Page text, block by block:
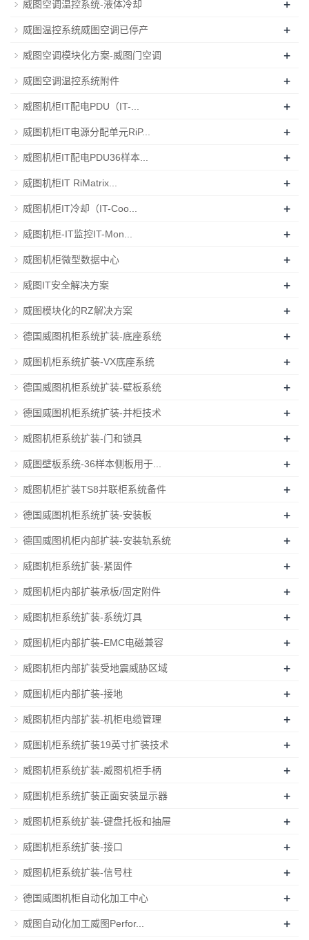
威图空调温控系统-液体冷却 +
威图温控系统威图空调已停产 +
威图空调模块化方案-威图门空调 +
威图空调温控系统附件 +
威图机柜IT配电PDU（IT-... +
威图机柜IT电源分配单元RiP... +
威图机柜IT配电PDU36样本... +
威图机柜IT RiMatrix... +
威图机柜IT冷却（IT-Coo... +
威图机柜-IT监控IT-Mon... +
威图机柜微型数据中心 +
威图IT安全解决方案 +
威图模块化的RZ解决方案 +
德国威图机柜系统扩装-底座系统 +
威图机柜系统扩装-VX底座系统 +
德国威图机柜系统扩装-壁板系统 +
德国威图机柜系统扩装-并柜技术 +
威图机柜系统扩装-门和锁具 +
威图壁板系统-36样本侧板用于... +
威图机柜扩装TS8并联柜系统备件 +
德国威图机柜系统扩装-安装板 +
德国威图机柜内部扩装-安装轨系统 +
威图机柜系统扩装-紧固件 +
威图机柜内部扩装承板/固定附件 +
威图机柜系统扩装-系统灯具 +
威图机柜内部扩装-EMC电磁兼容 +
威图机柜内部扩装受地震威胁区域 +
威图机柜内部扩装-接地 +
威图机柜内部扩装-机柜电缆管理 +
威图机柜系统扩装19英寸扩装技术 +
威图机柜系统扩装-威图机柜手柄 +
威图机柜系统扩装正面安装显示器 +
威图机柜系统扩装-键盘托板和抽屉 +
威图机柜系统扩装-接口 +
威图机柜系统扩装-信号柱 +
德国威图机柜自动化加工中心 +
威图自动化加工威图Perfor... +